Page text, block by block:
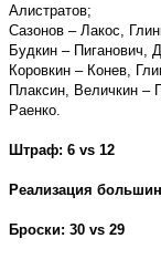
Алистратов;
Сазонов – Лакос,
Будкин – Пиганович,
Коровкин – Конев,
Плаксин, Величкин –
Раенко.
Штраф: 6 vs 12
Реализация
Броски: 30 vs 29